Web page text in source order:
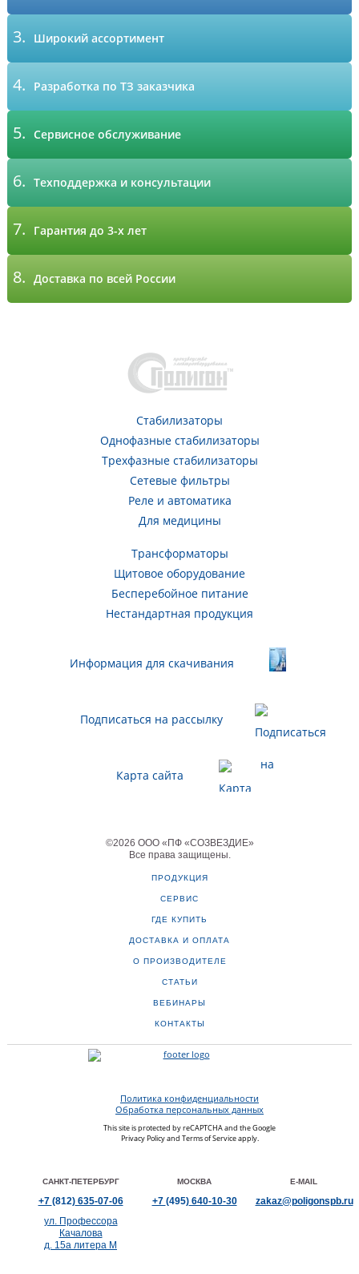
3. Широкий ассортимент
4. Разработка по ТЗ заказчика
5. Сервисное обслуживание
6. Техподдержка и консультации
7. Гарантия до 3-х лет
8. Доставка по всей России
Стабилизаторы
Однофазные стабилизаторы
Трехфазные стабилизаторы
Сетевые фильтры
Реле и автоматика
Для медицины
Трансформаторы
Щитовое оборудование
Бесперебойное питание
Нестандартная продукция
Информация для скачивания
Подписаться на рассылку
Карта сайта
©2026 ООО «ПФ «СОЗВЕЗДИЕ»
Все права защищены
ПРОДУКЦИЯ
СЕРВИС
ГДЕ КУПИТЬ
ДОСТАВКА И ОПЛАТА
О ПРОИЗВОДИТЕЛЕ
СТАТЬИ
ВЕБИНАРЫ
КОНТАКТЫ
Политика конфиденциальности
Обработка персональных данных
This site is protected by reCAPTCHA and the Google
Privacy Policyand Terms of Serviceapply.
САНКТ-ПЕТЕРБУРГ
+7 (812)635-07-06
ул. Профессора
Качалова
д. 15а литера М
МОСКВА
+7 (495)640-10-30
E-MAIL
zakaz@poligonspb.ru